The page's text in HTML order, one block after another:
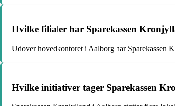
Hvilke filialer har Sparekassen
Udover hovedkontoret i Aalborg har Sparekassen
Hvilke initiativer tager Sparekassen